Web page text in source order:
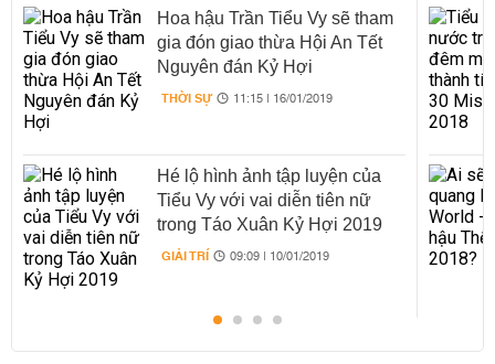
Hoa hậu Trần Tiểu Vy sẽ tham
gia đón giao thừa Hội An Tết
Nguyên đán Kỷ Hợi
THỜI SỰ 11:15 | 16/01/2019
Hé lộ hình ảnh tập luyện của
Tiểu Vy với vai diễn tiên nữ
trong Táo Xuân Kỷ Hợi 2019
GIẢI TRÍ 09:09 | 10/01/2019